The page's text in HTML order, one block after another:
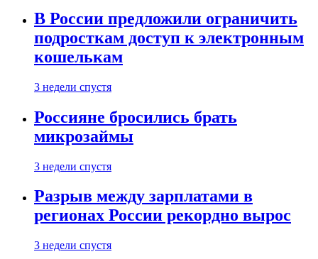
В России предложили ограничить
подросткам доступ к электронным
кошелькам
3 недели спустя
Россияне бросились брать
микрозаймы
3 недели спустя
Разрыв между зарплатами в
регионах России рекордно вырос
3 недели спустя